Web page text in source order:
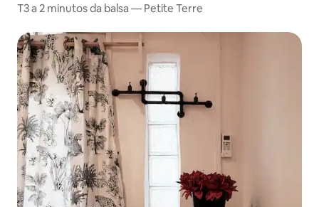
T3 a 2 minutos da balsa — Petite Terre